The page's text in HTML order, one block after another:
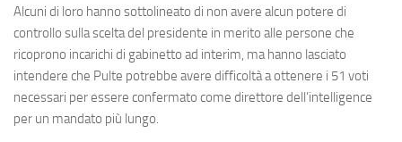
Alcuni di loro hanno sottolineato di non avere alcun potere di
controllo sulla scelta del presidente in merito alle persone che
ricoprono incarichi di gabinetto ad interim, ma hanno lasciato
intendere che Pulte potrebbe avere difficoltà a ottenere i 51 voti
necessari per essere confermato come direttore dell’intelligence
per un mandato più lungo.